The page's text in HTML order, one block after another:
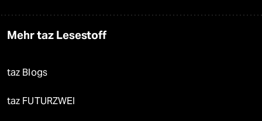
Mehr taz Lesestoff
taz Blogs
taz FUTURZWEI